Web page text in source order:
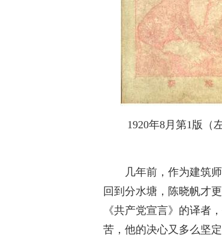
1920年8月第1版（
几年前，作为建筑
回到分水塘，陈晓帆才
《共产党宣言》的译者
苦，他的决心又多么坚定